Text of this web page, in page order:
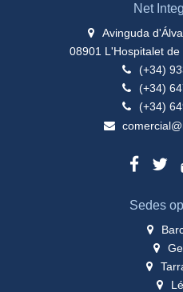
Net
Avinguda
08901 L'Hospitalet
(+34)
(+34)
(+34)
Sedes